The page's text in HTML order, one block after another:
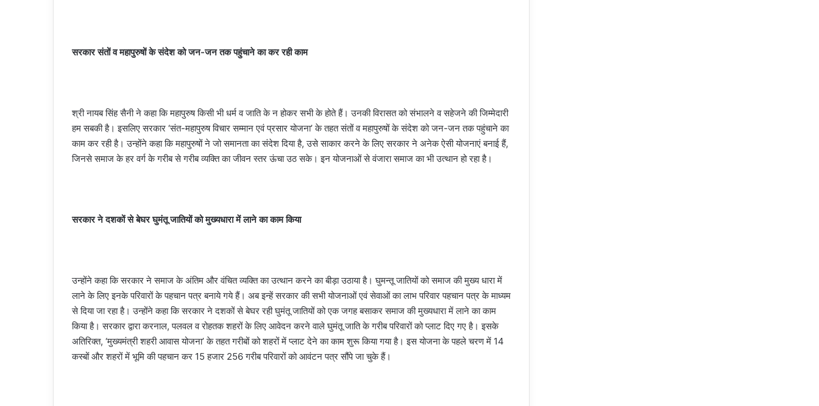
सरकार संतों व महापुरुषों के संदेश को जन-जन तक पहुंचाने का कर रही काम
श्री नायब सिंह सैनी ने कहा कि महापुरुष किसी भी धर्म व जाति के न होकर सभी के होते हैं। उनकी विरासत को संभालने व सहेजने की जिम्मेदारी
हम सबकी है। इसलिए सरकार ‘संत-महापुरुष विचार सम्मान एवं प्रसार योजना’ के तहत संतों व महापुरुषों के संदेश को जन-जन तक पहुंचाने का
काम कर रही है। उन्होंने कहा कि महापुरुषों ने जो समानता का संदेश दिया है, उसे साकार करने के लिए सरकार ने अनेक ऐसी योजनाएं बनाई हैं,
जिनसे समाज के हर वर्ग के गरीब से गरीब व्यक्ति का जीवन स्तर ऊंचा उठ सके। इन योजनाओं से वंजारा समाज का भी उत्थान हो रहा है।
सरकार ने दशकों से बेघर घुमंतू जातियों को मुख्यधारा में लाने का काम किया
उन्होंने कहा कि सरकार ने समाज के अंतिम और वंचित व्यक्ति का उत्थान करने का बीड़ा उठाया है। घुमन्तू जातियों को समाज की मुख्य धारा में
लाने के लिए इनके परिवारों के पहचान पत्र बनाये गये हैं। अब इन्हें सरकार की सभी योजनाओं एवं सेवाओं का लाभ परिवार पहचान पत्र के माध्यम
से दिया जा रहा है। उन्होंने कहा कि सरकार ने दशकों से बेघर रही घुमंतू जातियों को एक जगह बसाकर समाज की मुख्यधारा में लाने का काम
किया है। सरकार द्वारा करनाल, पलवल व रोहतक शहरों के लिए आवेदन करने वाले घुमंतू जाति के गरीब परिवारों को प्लाट दिए गए है। इसके
अतिरिक्त, ‘मुख्यमंत्री शहरी आवास योजना’ के तहत गरीबों को शहरों में प्लाट देने का काम शुरू किया गया है। इस योजना के पहले चरण में 14
कस्बों और शहरों में भूमि की पहचान कर 15 हजार 256 गरीब परिवारों को आवंटन पत्र सौंपे जा चुके हैं।